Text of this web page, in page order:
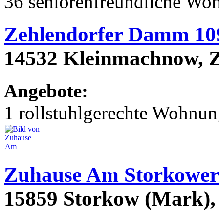
Zehlendorfer Damm
14532 Kleinmachnow,
Angebote:
1 rollstuhlgerechte
Zuhause Am Storkower
15859 Storkow